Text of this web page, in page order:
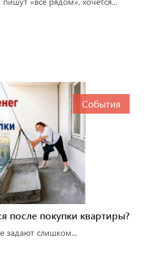
События
после покупки квартиры?
задают слишком...